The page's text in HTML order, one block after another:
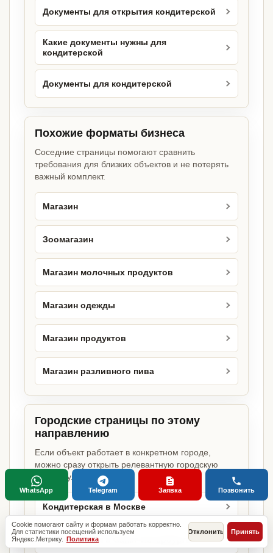
Документы для открытия кондитерской
Какие документы нужны для
кондитерской
Документы для кондитерской
Похожие форматы бизнеса
Соседние страницы помогают сравнить
требования для близких объектов и не потерять
важный комплект.
Магазин
Зоомагазин
Магазин молочных продуктов
Магазин одежды
Магазин продуктов
Магазин разливного пива
Городские страницы по этому
направлению
Если объект работает в конкретном городе,
можно сразу открыть релевантную городскую
страницу.
Кондитерская в Москве
Кондитерская в Санкт-Петербурге
Cookie помогают сайту и формам работать корректно.
Для статистики посещений используем
Яндекс.Метрику. Политика
Отклонить Принять
WhatsApp Telegram Заявка Позвонить